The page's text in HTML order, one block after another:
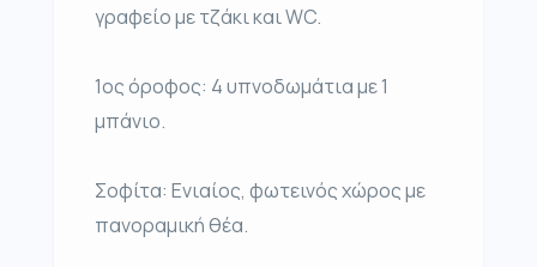
γραφείο με τζάκι και WC.
1ος όροφος: 4 υπνοδωμάτια με 1
μπάνιο.
Σοφίτα: Ενιαίος, φωτεινός χώρος με
πανοραμική θέα.